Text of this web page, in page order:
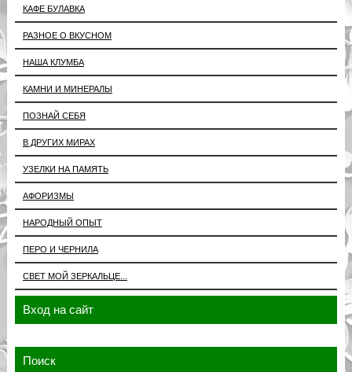
КАФЕ БУЛАВКА
РАЗНОЕ О ВКУСНОМ
НАША КЛУМБА
КАМНИ И МИНЕРАЛЫ
ПОЗНАЙ СЕБЯ
В ДРУГИХ МИРАХ
УЗЕЛКИ НА ПАМЯТЬ
АФОРИЗМЫ
НАРОДНЫЙ ОПЫТ
ПЕРО И ЧЕРНИЛА
СВЕТ МОЙ ЗЕРКАЛЬЦЕ...
Вход на сайт
Поиск